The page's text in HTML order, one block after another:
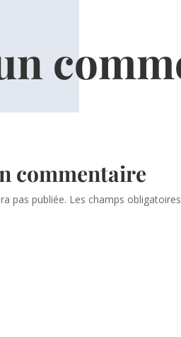
commentaire
pas publiée. Les champs